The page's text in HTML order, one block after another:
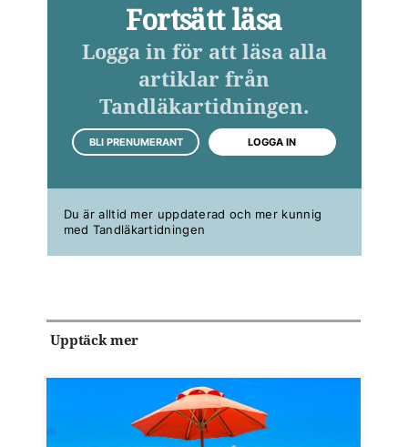
Fortsätt läsa
Logga in för att läsa alla
artiklar från
Tandläkartidningen.
BLI PRENUMERANT LOGGA IN
Du är alltid mer uppdaterad och mer kunnig
med Tandläkartidningen
Upptäck mer